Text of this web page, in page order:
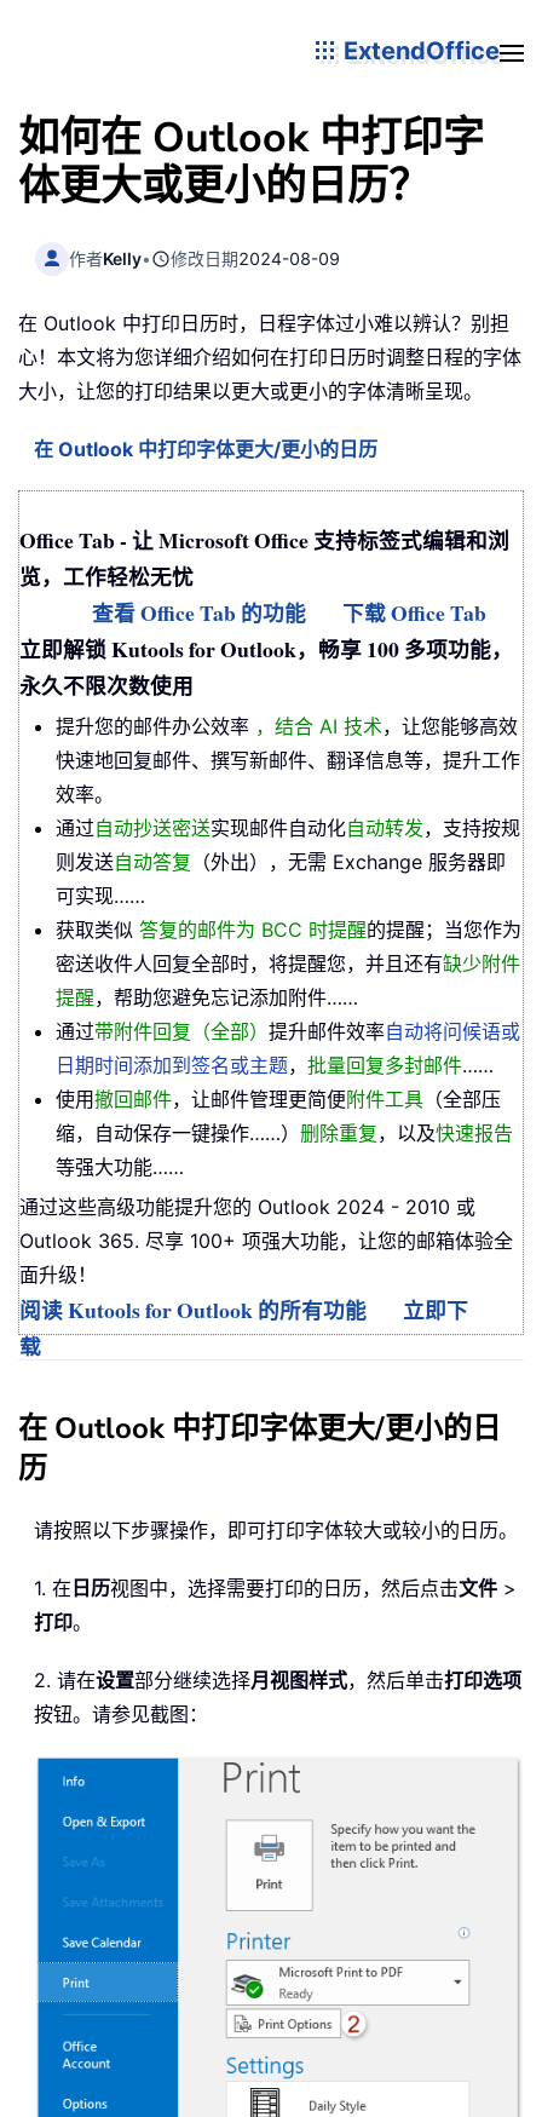
ExtendOffice
如何在 Outlook 中打印字
体更大或更小的日历？
作者Kelly• 修改日期2024-08-09
在 Outlook 中打印日历时，日程字体过小难以辨认？别担
心！本文将为您详细介绍如何在打印日历时调整日程的字体
大小，让您的打印结果以更大或更小的字体清晰呈现。
在 Outlook 中打印字体更大/更小的日历
Office Tab - 让 Microsoft Office 支持标签式编辑和浏
览，工作轻松无忧
查看 Office Tab 的功能
下载 Office Tab
立即解锁 Kutools for Outlook，畅享 100 多项功能，
永久不限次数使用
提升您的邮件办公效率 ，结合 AI 技术，让您能够高效
快速地回复邮件、撰写新邮件、翻译信息等，提升工作
效率。
通过自动抄送密送实现邮件自动化自动转发，支持按规
则发送自动答复 （外出），无需 Exchange 服务器即
可实现……
获取类似 答复的邮件为 BCC 时提醒的提醒；当您作为
密送收件人回复全部时，将提醒您，并且还有缺少附件
提醒，帮助您避免忘记添加附件……
通过带附件回复（全部） 提升邮件效率自动将问候语或
日期时间添加到签名或主题， 批量回复多封邮件……
使用撤回邮件，让邮件管理更简便附件工具 （全部压
缩，自动保存一键操作……） 删除重复，以及快速报告
等强大功能……
通过这些高级功能提升您的 Outlook 2024 - 2010 或
Outlook 365. 尽享 100+ 项强大功能，让您的邮箱体验全
面升级！
阅读 Kutools for Outlook 的所有功能
立即下
载
在 Outlook 中打印字体更大/更小的日
历
请按照以下步骤操作，即可打印字体较大或较小的日历。
1. 在 日历视图中，选择需要打印的日历，然后点击文件 >
打印。
2. 请在设置部分继续选择月视图样式，然后单击打印选项
按钮。请参见截图：